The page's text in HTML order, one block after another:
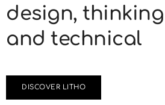
design, thinking
and technical
DISCOVER LITHO